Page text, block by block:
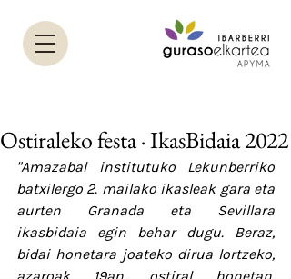
Ostiraleko festa · IkasBidaia 2022
"Amazabal institutuko Lekunberriko
batxilergo 2. mailako ikasleak gara eta
aurten Granada eta Sevillara
ikasbidaia egin behar dugu. Beraz,
bidai honetara joateko dirua lortzeko,